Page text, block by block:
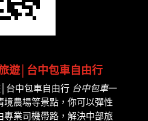
遊│台中包車自由行
台中包車自由行 台中包車一
境農場等景點，你可以彈性
業司機帶路，解決中部旅